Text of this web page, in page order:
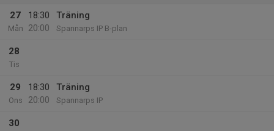
27
Mån
18:30
20:00
Träning
Spannarps IP B-plan
28
Tis
29
Ons
18:30
20:00
Träning
Spannarps IP
30